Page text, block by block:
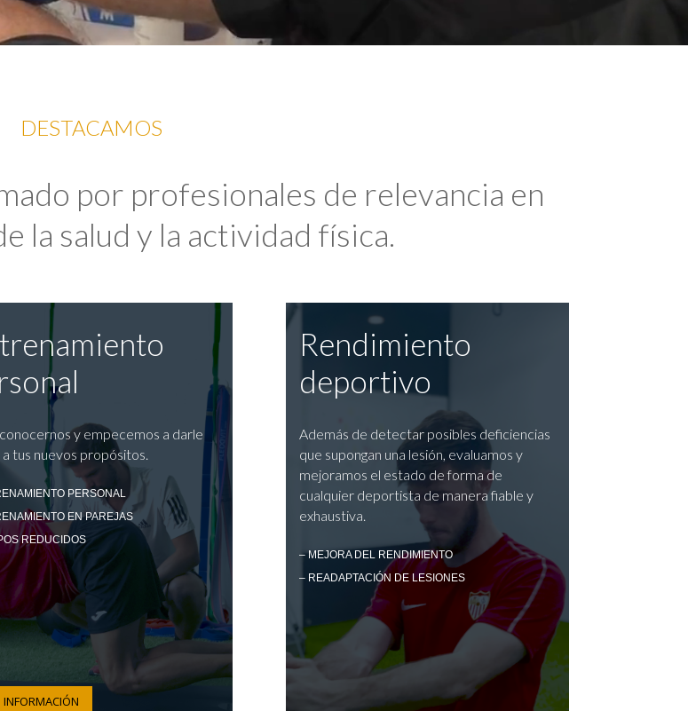
DESTACAMOS
por profesionales de relevancia en
la salud y la actividad física.
y empecemos a darle
tus nuevos propósitos.
PERSONAL
EN PAREJAS
REDUCIDOS
Rendimiento
deportivo
Además de detectar posibles deficiencias
que supongan una lesión, evaluamos y
mejoramos el estado de forma de
cualquier deportista de manera fiable y
exhaustiva.
– MEJORA DEL RENDIMIENTO
– READAPTACIÓN DE LESIONES